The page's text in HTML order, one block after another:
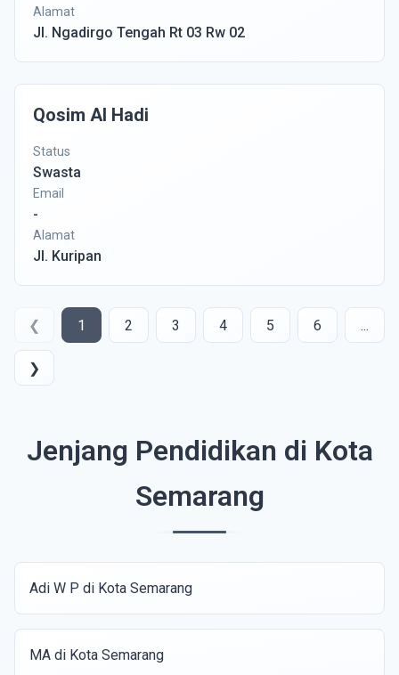
Alamat
Jl. Ngadirgo Tengah Rt 03 Rw 02
Qosim Al Hadi
Status
Swasta
Email
-
Alamat
Jl. Kuripan
❮ 1 2 3 4 5 6 ...
❯
Jenjang Pendidikan di Kota
Semarang
Adi W P di Kota Semarang
MA di Kota Semarang